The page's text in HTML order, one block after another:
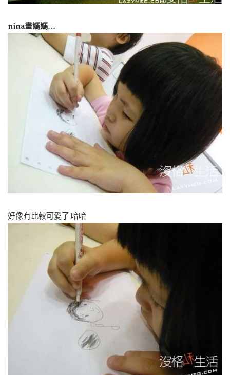
nina畫媽媽…
好像有比較可愛了 哈哈